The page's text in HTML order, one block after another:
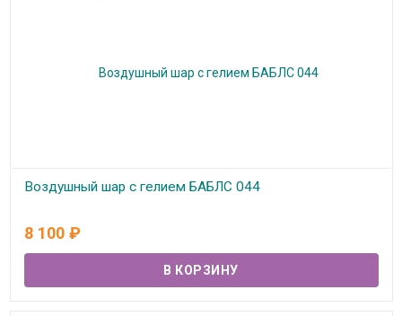
Воздушный шар с гелием БАБЛС 044
8 100 ₽